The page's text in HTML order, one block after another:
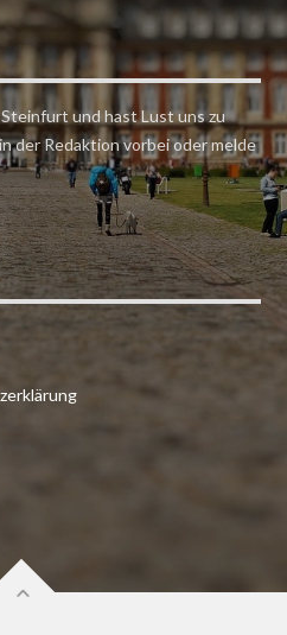
und hast Lust uns zu
der Redaktion vorbei oder melde